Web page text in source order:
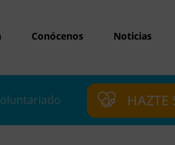
Conócenos Noticias
HAZTE